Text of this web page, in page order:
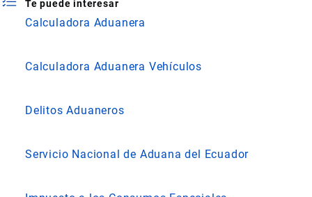
Te puede interesar
Calculadora Aduanera
Calculadora Aduanera Vehículos
Delitos Aduaneros
Servicio Nacional de Aduana del Ecuador